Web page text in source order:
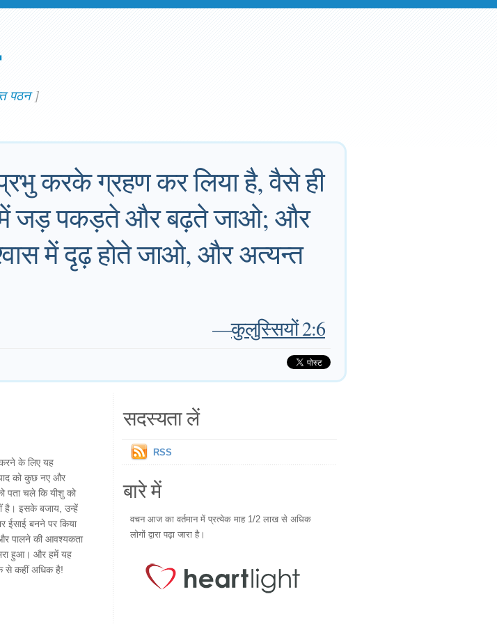
पठन]
करके ग्रहण कर लिया है, वैसे ही
जड़ पकड़ते और बढ़ते जाओ; और
में दृढ़ होते जाओ, और अत्यन्त
—कुलुस्सियों 2:6
के लिए यह
को कुछ नए और
पता चले कि यीशु को
है। इसके बजाय, उन्हें
ईसाई बनने पर किया
पालने की आवश्यकता
हुआ। और हमें यह
से कहीं अधिक है!
सदस्यता लें
RSS
बारे में
वचन आज का वर्तमान में प्रत्येक माह 1/2 लाख से अधिक
लोगों द्वारा पढ़ा जारा है।